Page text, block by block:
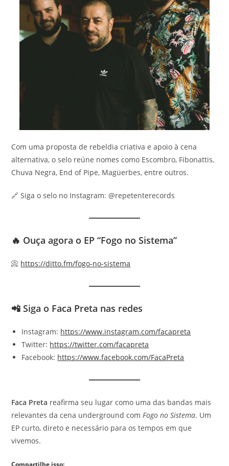
Com uma proposta de rebeldia criativa e apoio à cena
alternativa, o selo reúne nomes como Escombro, Fibonattis,
Chuva Negra, End of Pipe, Magüerbes, entre outros.
🔗 Siga o selo no Instagram: @repetenterecords
🔥 Ouça agora o EP “Fogo no Sistema”
📀 https://ditto.fm/fogo-no-sistema
📲 Siga o Faca Preta nas redes
Instagram: https://www.instagram.com/facapreta
Twitter: https://twitter.com/facapreta
Facebook: https://www.facebook.com/FacaPreta
Faca Preta reafirma seu lugar como uma das bandas mais
relevantes da cena underground comFogo no Sistema. Um
EP curto, direto e necessário para os tempos em que
vivemos.
Compartilhe isso: